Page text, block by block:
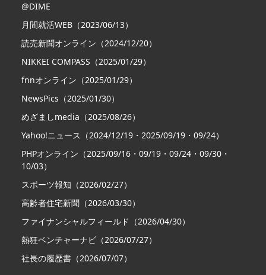
@DIME
月間就活WEB（2023/06/13）
読売新聞オンライン（2024/12/20）
NIKKEI COMPASS（2025/01/29）
fnnオンライン（2025/01/29）
NewsPics（2025/01/30）
めざましmedia（2025/08/26）
Yahoo!ニュース（2024/12/19・2025/09/19・09/24）
PHPオンライン（2025/09/16・09/19・09/24・09/30・
10/03）
スポーツ報知（2026/02/27）
高齢者住宅新聞（2026/03/30）
ファイナンシャルフィールド（2026/04/30）
熱狂ベンチャーナビ（2026/07/27）
社長の履歴書（2026/07/07）